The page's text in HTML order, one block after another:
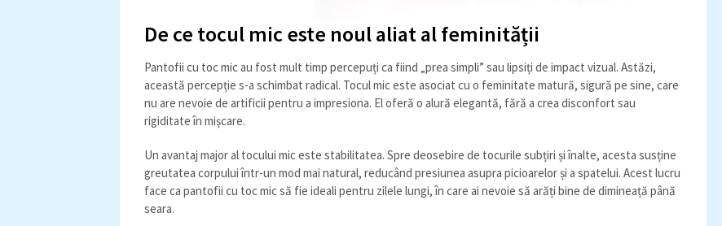
De ce tocul mic este noul aliat al feminității
Pantofii cu toc mic au fost mult timp percepuți ca fiind „prea simpli” sau lipsiți de impact vizual. Astăzi,
această percepție s-a schimbat radical. Tocul mic este asociat cu o feminitate matură, sigură pe sine, care
nu are nevoie de artificii pentru a impresiona. El oferă o alură elegantă, fără a crea disconfort sau
rigiditate în mișcare.
Un avantaj major al tocului mic este stabilitatea. Spre deosebire de tocurile subțiri și înalte, acesta susține
greutatea corpului într-un mod mai natural, reducând presiunea asupra picioarelor și a spatelui. Acest lucru
face ca pantofii cu toc mic să fie ideali pentru zilele lungi, în care ai nevoie să arăți bine de dimineață până
seara.